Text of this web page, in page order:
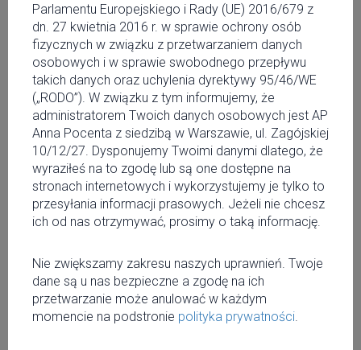
SEZON OGRÓDKOWY –
OTWARTY!
Słońce wyjrzało zza chmur, a wraz z nim pierwsze
parasole i stoły. Zagęszczenie restauracyjnych
ogródków wciąż rośnie, a dziś, mamy dla Was kilka
knajp, gdzie posiłek na świeżym powietrzu to pewnik.
Spójrz na prognozy i rezerwuj stolik, przypływ endorfin
gwarantowany!
Choć miejskim ulicom daleko do nadmorskiej bryzy czy
świeżości górskiego powietrza, lubimy jeść na powietrzu.
pole widzenia sprawiają, że posiłek smakuje zdecydowanie
lepiej. Szybki wypad na lunch pod chmurką często kończy
się kilkugodzinnym posiedzeniem. I bardzo dobrze, to się
Parlamentu Europejskiego i Rady (UE) 2016/679 z
dn. 27 kwietnia 2016 r. w sprawie ochrony osób
fizycznych w związku z przetwarzaniem danych
osobowych i w sprawie swobodnego przepływu
takich danych oraz uchylenia dyrektywy 95/46/WE
(„RODO”). W związku z tym informujemy, że
administratorem Twoich danych osobowych jest AP
Anna Pocenta z siedzibą w Warszawie, ul. Zagójskiej
10/12/27. Dysponujemy Twoimi danymi dlatego, że
wyraziłeś na to zgodę lub są one dostępne na
stronach internetowych i wykorzystujemy je tylko to
przesyłania informacji prasowych. Jeżeli nie chcesz
ich od nas otrzymywać, prosimy o taką informację.
Nie zwiększamy zakresu naszych uprawnień. Twoje
dane są u nas bezpieczne a zgodę na ich
przetwarzanie może anulować w każdym
momencie na podstronie polityka prywatności.